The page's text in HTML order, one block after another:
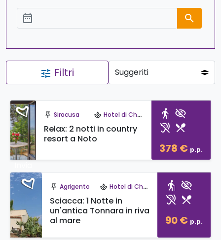
Aggiungi le date
date_range search
tune Filtri
una
richies
push_pin Siracusa spa Hotel di Charme
Relax: 2 notti in country
resort a Noto
elderly visibility_off
hearing_disabled restaurant_menu
378 € p.p.
push_pin Agrigento spa Hotel di Charme
Sciacca: 1 Notte in
un'antica Tonnara in riva
al mare
elderly visibility_off
hearing_disabled restaurant_menu
90 € p.p.